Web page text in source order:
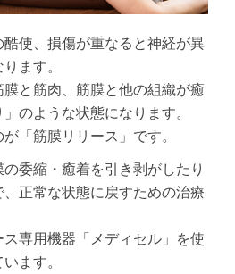
使、損傷が重なると神経が異
ます。
と筋肉、筋膜と他の組織が癒
のような状態になります。
「筋膜リリース」です。
委縮・癒着を引き剥がしたり
正常な状態に戻すための治療
専用機器「メディセル」を使
ます。